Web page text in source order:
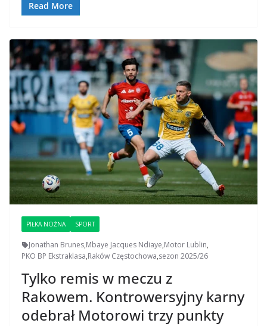
Read More
PIŁKA NOŻNA SPORT
Jonathan Brunes,Mbaye Jacques Ndiaye,Motor Lublin,
PKO BP Ekstraklasa,Raków Częstochowa,sezon 2025/26
Tylko remis w meczu z
Rakowem. Kontrowersyjny karny
odebrał Motorowi trzy punkty